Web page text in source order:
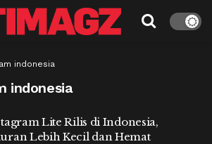
indonesia
indonesia
Lite Rilis di Indonesia,
Lebih Kecil dan Hemat